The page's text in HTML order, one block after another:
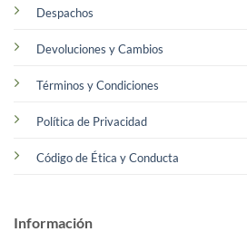
Despachos
Devoluciones y Cambios
Términos y Condiciones
Política de Privacidad
Código de Ética y Conducta
Información